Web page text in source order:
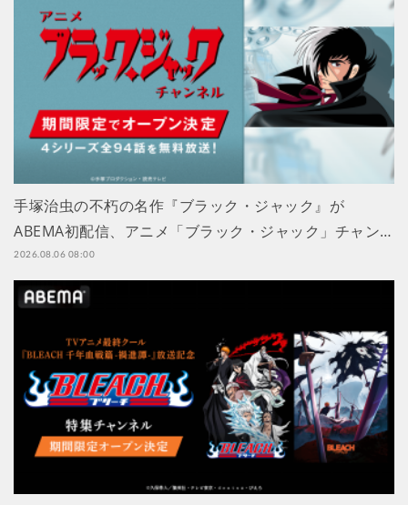
手塚治虫の不朽の名作『ブラック・ジャック』が
ABEMA初配信、アニメ「ブラック・ジャック」チャン…
2026.08.06 08:00